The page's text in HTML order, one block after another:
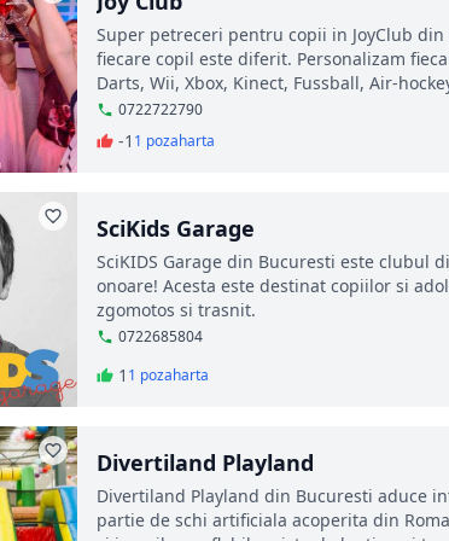
Super petreceri pentru copii in JoyClub
fiecare copil este diferit. Personalizam
Darts, Wii, Xbox, Kinect, Fussball, Air-
0722722790
-1 1 pozaharta
SciKids Garage
SciKIDS Garage din Bucuresti este clubul
onoare! Acesta este destinat copiilor si
zgomotos si trasnit.
0722685804
1 1 pozaharta
Divertiland Playland
Divertiland Playland din Bucuresti aduce
partie de schi artificiala acoperita din